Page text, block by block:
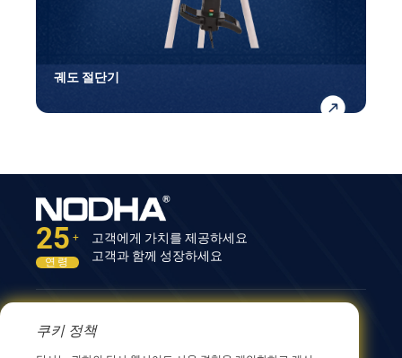
궤도 절단기
25 +
연령
고객에게 가치를 제공하세요
고객과 함께 성장하세요
문의하기
쿠키 정책